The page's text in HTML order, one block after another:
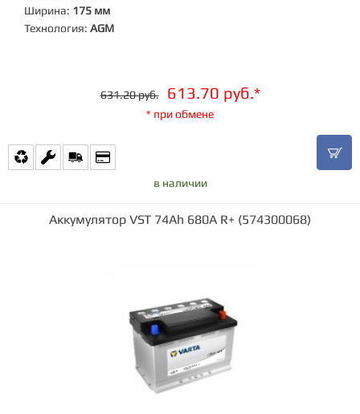
Ширина: 175 мм
Технология: AGM
631.20 руб. 613.70 руб.*
* при обмене
в наличии
Аккумулятор VST 74Ah 680A R+ (574300068)